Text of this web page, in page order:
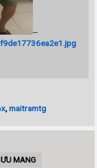
--
,maitramtg
MANG